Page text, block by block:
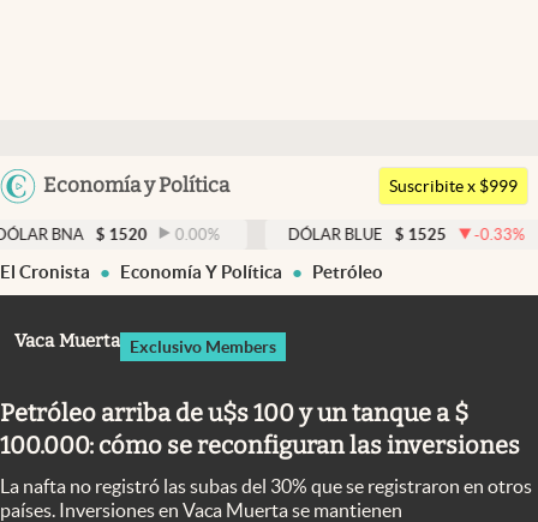
Argentina
Economía y Política
Members
Economía y Política
Finanzas y Mercados
Columnistas
Otras secciones
Apertura
Suscribite x $999
$ 1520 0.00% DÓLAR BLUE $ 1525 -0.33%
El Cronista Economía Y Política Petróleo
Vaca Muerta Exclusivo Members
Petróleo arriba de u$s 100 y un tanque a $
100.000: cómo se reconfiguran las inversiones
La nafta no registró las subas del 30% que se registraron en otros
países. Inversiones en Vaca Muerta se mantienen